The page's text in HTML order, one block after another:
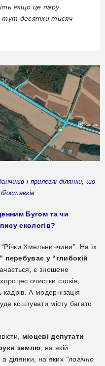
якщо це пару
тут десятки тисяч
і прилеглі ділянки, що
Бугом та чи
екологів?
Хмельниччини”. На їх
у “глибокій
є зношене
очистки стоків,
кадрів. А модернізація
коштувати місту багато
місцеві депутати
землю, на якій
ділянки, на яких “логічно